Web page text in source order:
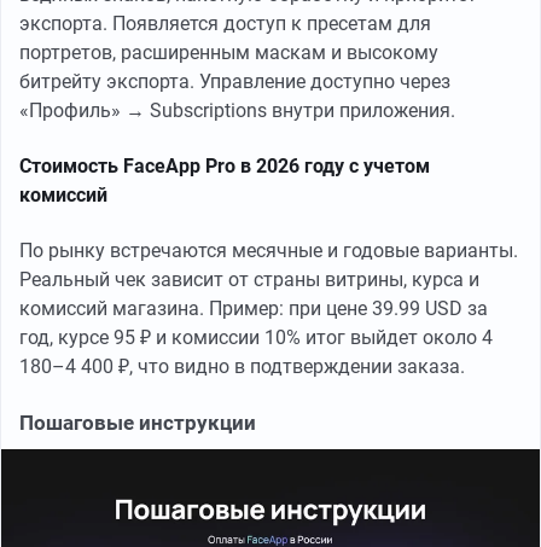
экспорта. Появляется доступ к пресетам для
портретов, расширенным маскам и высокому
битрейту экспорта. Управление доступно через
«Профиль» → Subscriptions внутри приложения.
Стоимость FaceApp Pro в 2026 году с учетом
комиссий
По рынку встречаются месячные и годовые варианты.
Реальный чек зависит от страны витрины, курса и
комиссий магазина. Пример: при цене 39.99 USD за
год, курсе 95 ₽ и комиссии 10% итог выйдет около 4
180–4 400 ₽, что видно в подтверждении заказа.
Пошаговые инструкции